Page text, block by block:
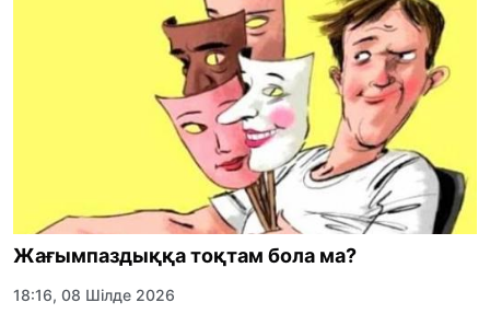
Жағымпаздыққа тоқтам бола ма?
18:16, 08 Шілде 2026